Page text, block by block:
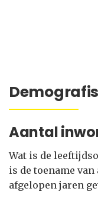
Aantal
Wat is de
is de toename
afgelopen jaren